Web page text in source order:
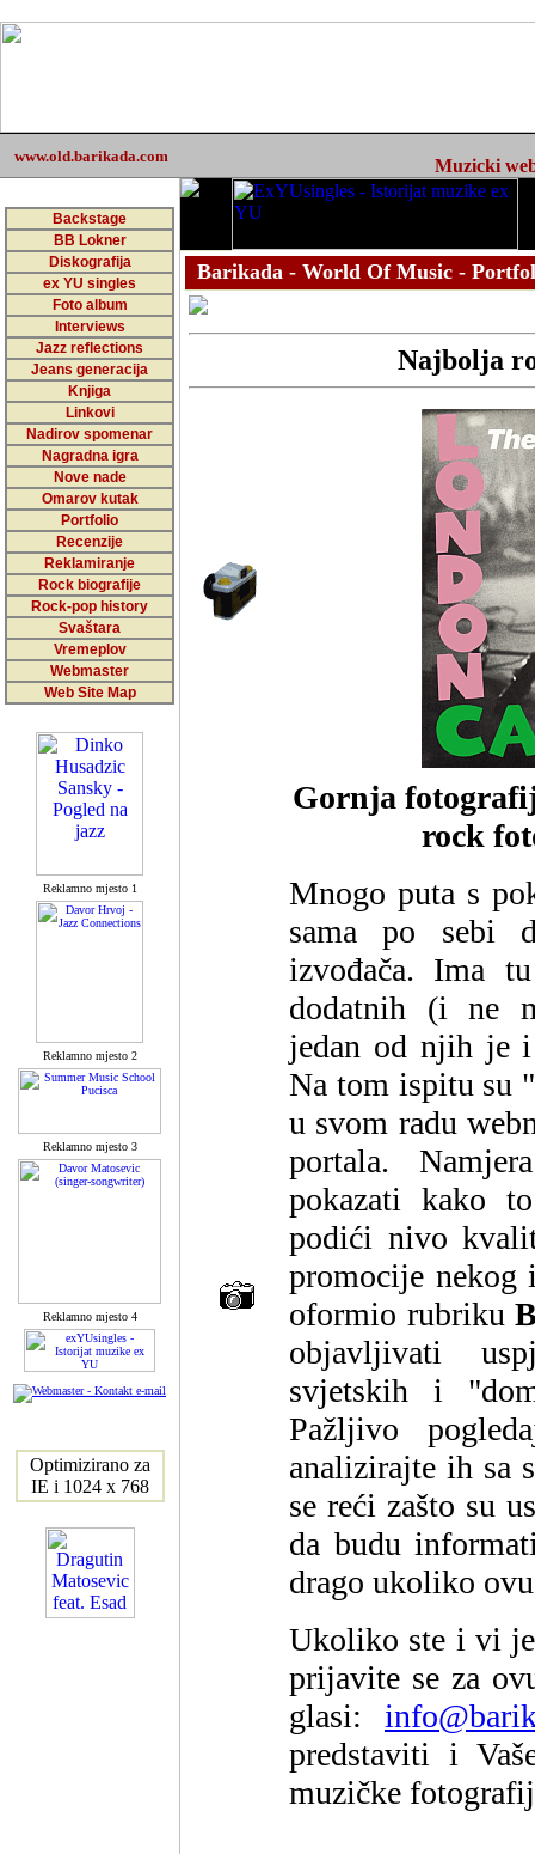
www.old.barikada.com Muzicki
Backstage
BB Lokner
Diskografija
ex YU singles
Foto album
Interviews
Jazz reflections
Jeans generacija
Knjiga
Linkovi
Nadirov spomenar
Nagradna igra
Nove nade
Omarov kutak
Portfolio
Recenzije
Reklamiranje
Rock biografije
Rock-pop history
Svaštara
Vremeplov
Webmaster
Web Site Map
Reklamno mjesto 1
Reklamno mjesto 2
Reklamno mjesto 3
Reklamno mjesto 4
Optimizirano za
IE i 1024 x 768
Barikada - World Of Music -
Najbolja
Gornja
rock
Mnogo puta s
sama po sebi
izvođača. Ima
dodatnih (i ne
jedan od njih je
Na tom ispitu su
u svom radu
portala.
pokazati kako
podići nivo
promocije
oformio rubriku
objavljivati
svjetskih i
Pažljivo
analizirajte ih sa
se reći zašto su
da budu
drago ukoliko
Ukoliko ste i vi
prijavite se za
glasi:
predstaviti i
muzičke